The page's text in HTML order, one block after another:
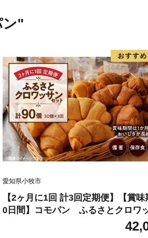
ン"
愛知県小牧市
【2ヶ月に1回 計3回定期便】【賞味
0日間】コモパン ふるさとクロワ
セット（計90個）／災害用備蓄 保